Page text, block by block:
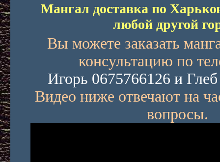
Мангал доставка по
любой другой
Вы можете заказать
консультацию по
Игорь 0675766126 и
Видео ниже отвечают на
вопросы.